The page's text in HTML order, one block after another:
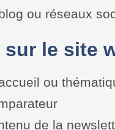
ou réseaux
le site
ou
de la